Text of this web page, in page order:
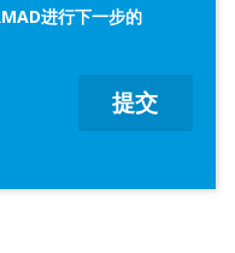
进行下一步的